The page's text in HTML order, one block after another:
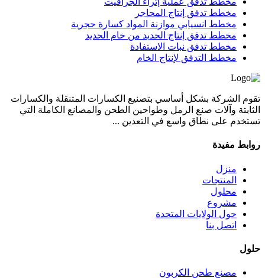
مخطط تدفق إنتاج المحاجر
مخطط انسيابي موازنة المواد كسارة حجرية
مخطط تدفق إنتاج الحديد من خام الحديد
مخطط تدفق نبات الاستفادة
مخطط التدفق لإنتاج الخام
تقوم الشركة بشكل أساسي بتصنيع الكسارات المتنقلة والكسارات
الثابتة وآلات صنع الرمل وطواحين الطحن والمصانع الكاملة التي
تستخدم على نطاق واسع في التعدين ...
روابط مفيدة
منزل
المنتجات
محلول
مشروع
حول الولايات المتحدة
اتصل بنا
حلول
مصنع طحن الكربون